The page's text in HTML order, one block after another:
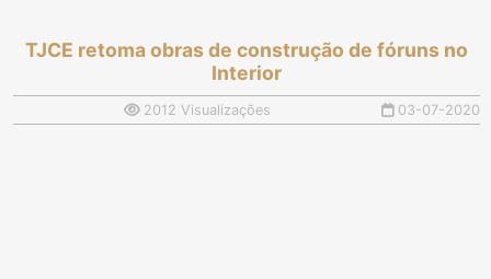
TJCE retoma obras de construção de fóruns no
Interior
2012 Visualizações 03-07-2020